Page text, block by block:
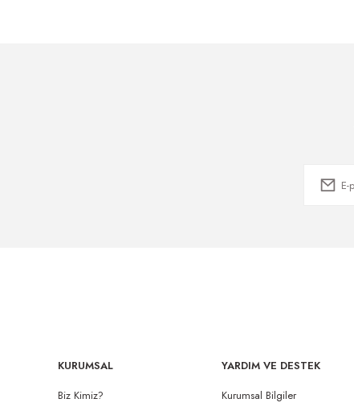
KURUMSAL
Biz Kimiz?
YARDIM VE DESTEK
Kurumsal Bilgiler